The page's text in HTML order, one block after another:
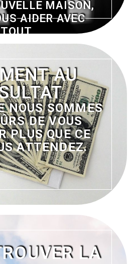
MAISON,
AIDER AVEC
TOUT
AU
NOUS SOMMES
DE VOUS
PLUS QUE CE
ATTENDEZ.
LA